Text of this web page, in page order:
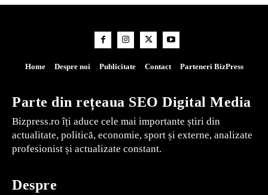
Home Despre noi Publicitate Contact Parteneri BizPress
Parte din rețeaua SEO Digital Media
Bizpress.ro îți aduce cele mai importante știri din
actualitate, politică, economie, sport și externe, analizate
profesionist și actualizate constant.
Despre